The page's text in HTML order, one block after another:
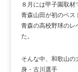
８月には甲子園取材
青森山田が初のベス
青森の高校野球のレ
た。
そんな中、和歌山の
身・古川選手